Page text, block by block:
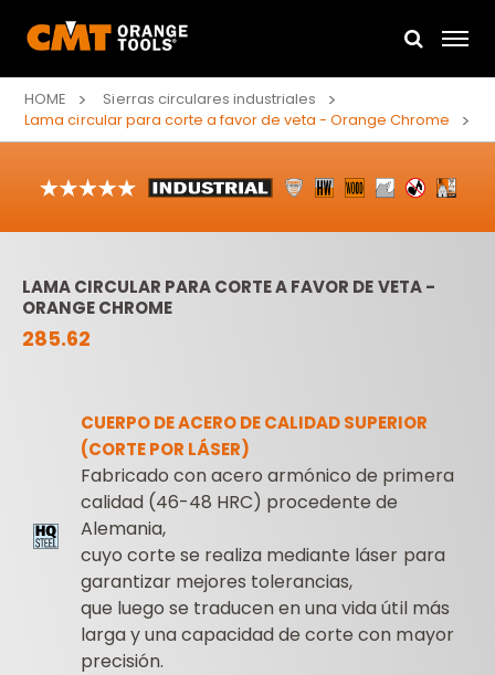
HOME
Sierras circulares industriales
Lama circular para corte a favor de veta - Orange Chrome
LAMA CIRCULAR PARA CORTE A FAVOR DE VETA -
ORANGE CHROME
285.62
CUERPO DE ACERO DE CALIDAD SUPERIOR
(CORTE POR LÁSER)
Fabricado con acero armónico de primera
calidad (46-48 HRC) procedente de
Alemania,
cuyo corte se realiza mediante láser para
garantizar mejores tolerancias,
que luego se traducen en una vida útil más
larga y una capacidad de corte con mayor
precisión.